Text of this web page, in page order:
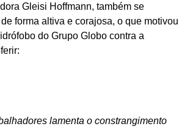
Gleisi Hoffmann, também se
forma altiva e corajosa, o que motivou
do Grupo Globo contra a
lamenta o constrangimento